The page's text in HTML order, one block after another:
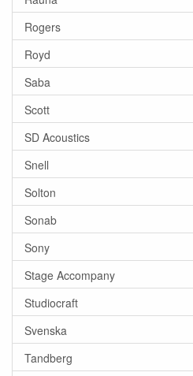
Rogers
Royd
Saba
Scott
SD Acoustics
Snell
Solton
Sonab
Sony
Stage Accompany
Studiocraft
Svenska
Tandberg